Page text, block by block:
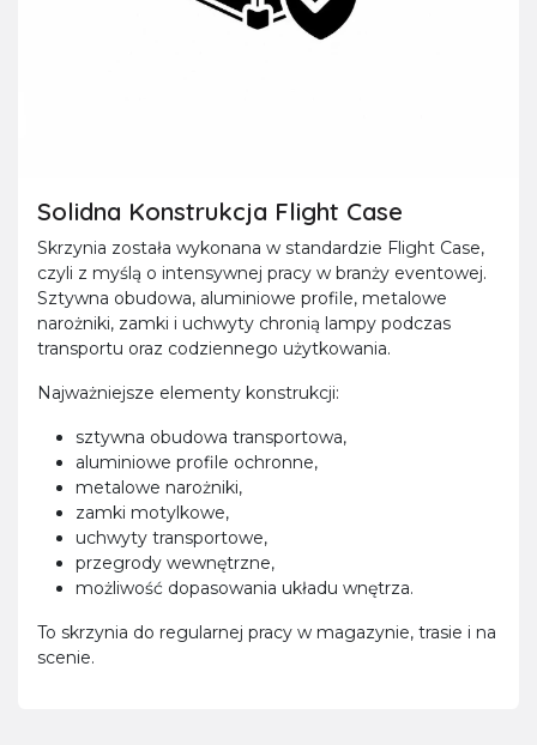
Solidna Konstrukcja Flight Case
Skrzynia została wykonana w standardzie Flight Case,
czyli z myślą o intensywnej pracy w branży eventowej.
Sztywna obudowa, aluminiowe profile, metalowe
narożniki, zamki i uchwyty chronią lampy podczas
transportu oraz codziennego użytkowania.
Najważniejsze elementy konstrukcji:
sztywna obudowa transportowa,
aluminiowe profile ochronne,
metalowe narożniki,
zamki motylkowe,
uchwyty transportowe,
przegrody wewnętrzne,
możliwość dopasowania układu wnętrza.
To skrzynia do regularnej pracy w magazynie, trasie i na
scenie.